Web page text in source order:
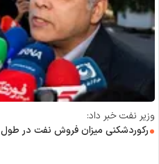
وزیر نفت خبر داد:
رکوردشکنی میزان فروش نفت در طول ۱۴ ماه گذشته